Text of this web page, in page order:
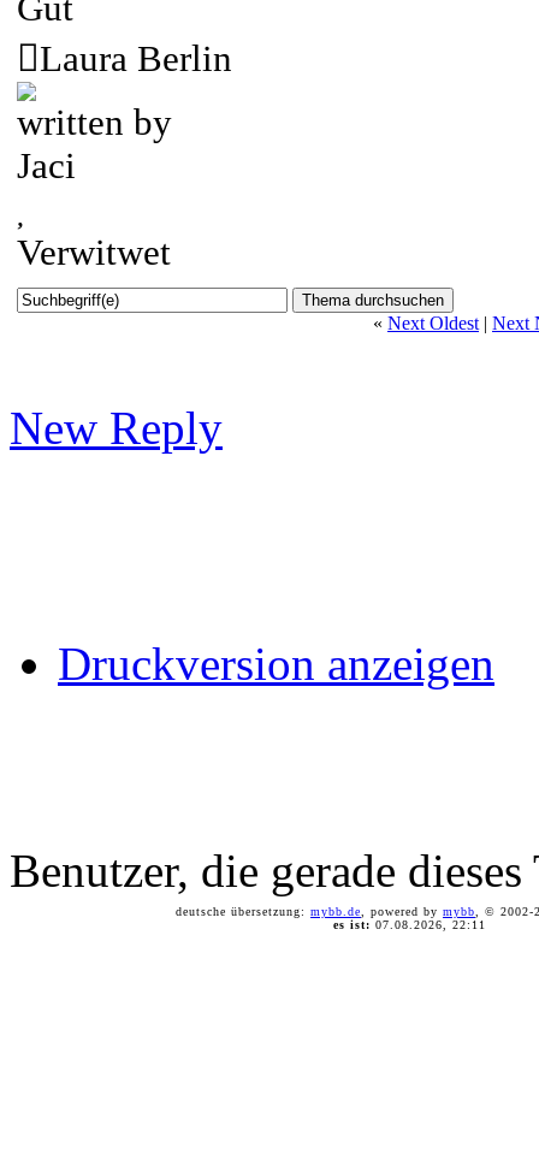
Laura Berlin
written by
Jaci
Verwitwet
« Next Oldest | Next
New Reply
Druckversion anzeigen
Benutzer, die gerade
deutsche übersetzung: mybb.de , powered by mybb , ©
es ist: 07.08.2026, 22:11